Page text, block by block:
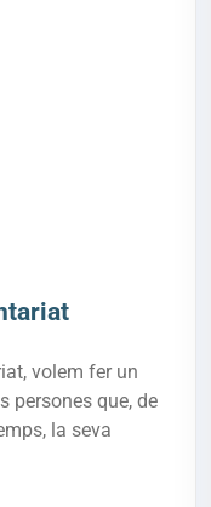
volem fer un
persones que, de
la seva